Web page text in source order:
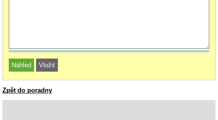
Zpět do poradny